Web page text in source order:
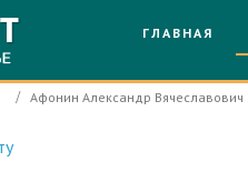
ГЛАВНАЯ
Афонин Александр Вячеславович
ЦГБ работал без лицензии